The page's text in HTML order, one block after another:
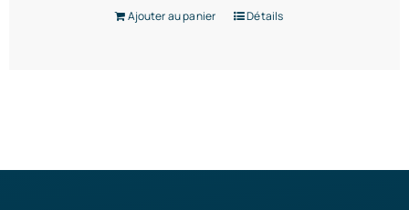
Ajouter au panier Détails